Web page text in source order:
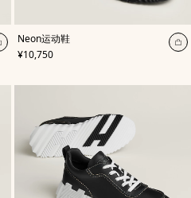
加
Neon运动鞋
,颜
色:
黑
,
价格
¥10,750
加